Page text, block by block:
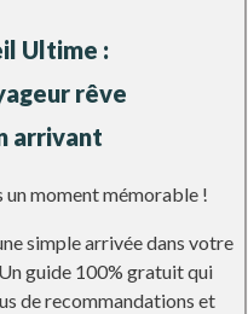
Ultime :
rêve
arrivant
un moment mémorable !
simple arrivée dans votre
guide 100% gratuit qui
de recommandations et